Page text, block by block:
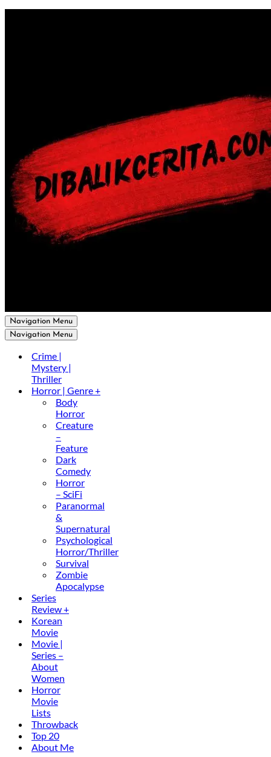
Navigation Menu
Navigation Menu
Crime |
Mystery |
Thriller
Horror | Genre +
Body
Horror
Creature
–
Feature
Dark
Comedy
Horror
– SciFi
Paranormal
&
Supernatural
Psychological
Horror/Thriller
Survival
Zombie
Apocalypse
Series
Review +
Korean
Movie
Movie |
Series –
About
Women
Horror
Movie
Lists
Throwback
Top 20
About Me